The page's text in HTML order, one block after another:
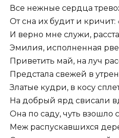
Все нежные сердца
От сна их будит и кричит:
И верно мне служи,
Эмилия, исполненная
Приветить май, на луч
Предстала свежей в
Златые кудри, в косу
На добрый ярд свисали
Она по саду, чуть взошло
Меж распускавшихся